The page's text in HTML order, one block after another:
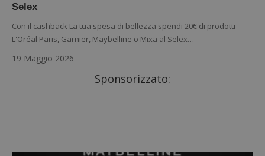
Selex
Con il cashback La tua spesa di bellezza spendi 20€ di prodotti
L'Oréal Paris, Garnier, Maybelline o Mixa al Selex…
19 Maggio 2026
Sponsorizzato: